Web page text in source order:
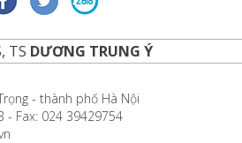
TS DƯƠNG TRUNG Ý
- thành phố Hà Nội
- Fax: 024 39429754